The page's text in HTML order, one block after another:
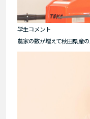
学生コメント
農家の数が増えて秋田県産